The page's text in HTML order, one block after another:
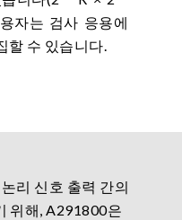
자는 검사 응용에
할 수 있습니다.
리 신호 출력 간의
위해, A291800은